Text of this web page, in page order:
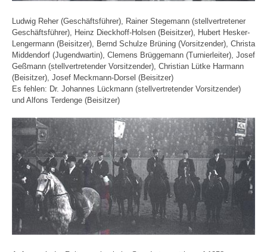
Ludwig Reher (Geschäftsführer), Rainer Stegemann (stellvertretener
Geschäftsführer), Heinz Dieckhoff-Holsen (Beisitzer), Hubert Hesker-
Lengermann (Beisitzer), Bernd Schulze Brüning (Vorsitzender), Christa
Middendorf (Jugendwartin), Clemens Brüggemann (Turnierleiter), Josef
Geßmann (stellvertretender Vorsitzender), Christian Lütke Harmann
(Beisitzer), Josef Meckmann-Dorsel (Beisitzer)
Es fehlen: Dr. Johannes Lückmann (stellvertretender Vorsitzender)
und Alfons Terdenge (Beisitzer)